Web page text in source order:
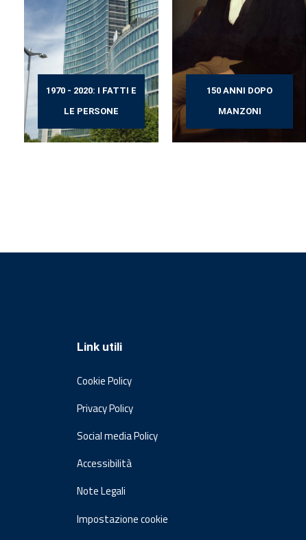
1970 - 2020: I FATTI E
LE PERSONE
150 ANNI DOPO
MANZONI
Link utili
Cookie Policy
Privacy Policy
Social media Policy
Accessibilità
Note Legali
Impostazione cookie